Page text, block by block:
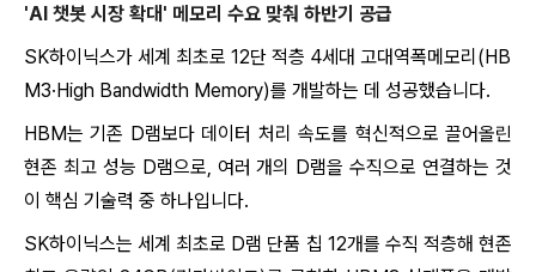
'AI 챗봇 시장 확대' 메모리 수요 맞춰 하반기 공급
SK하이닉스가 세계 최초로 12단 적층 4세대 고대역폭메모리(HB
M3·High Bandwidth Memory)를 개발하는 데 성공했습니다.
HBM는 기존 D램보다 데이터 처리 속도를 혁신적으로 끌어올린
현존 최고 성능 D램으로, 여러 개의 D램을 수직으로 연결하는 것
이 핵심 기술력 중 하나입니다.
SK하이닉스는 세계 최초로 D램 단품 칩 12개를 수직 적층해 현존